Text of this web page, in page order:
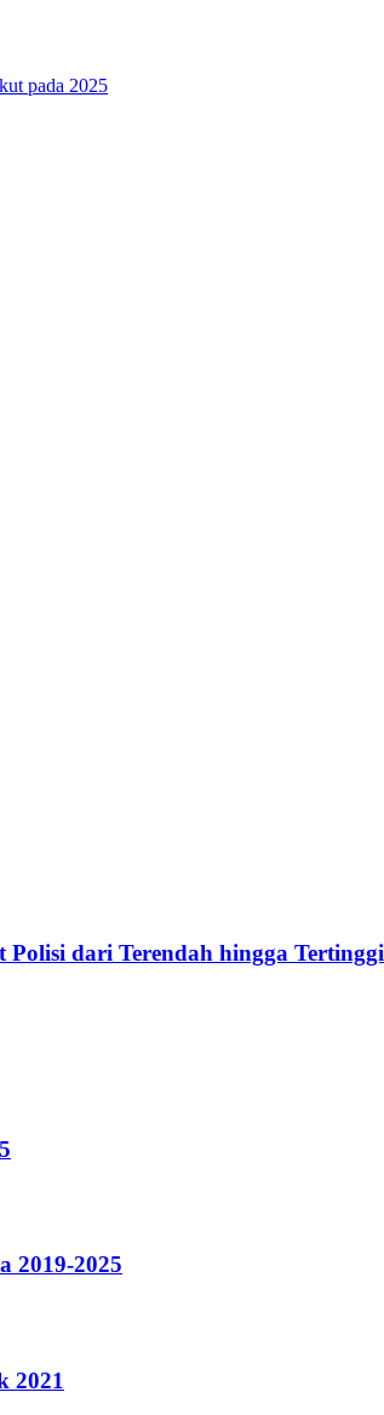
pada 2025
dari Terendah hingga Tertinggi
2019-2025
2021